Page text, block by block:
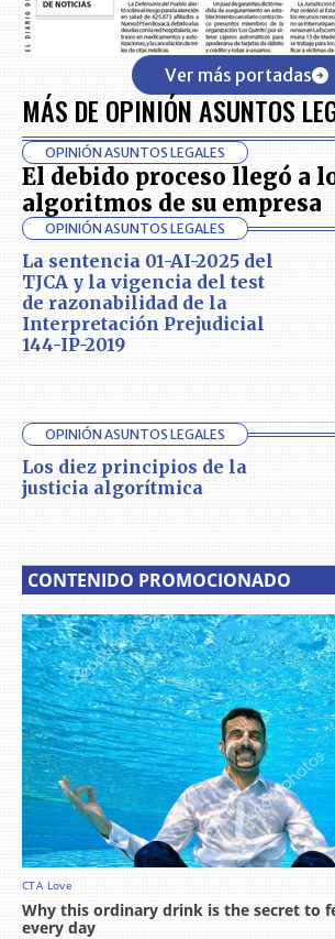
Ver más portadas
MÁS DE OPINIÓN ASUNTOS
OPINIÓN ASUNTOS LEGALES
El debido proceso llegó a
algoritmos de su empresa
OPINIÓN ASUNTOS LEGALES
La sentencia 01-AI-2025 del
TJCA y la vigencia del test
de razonabilidad de la
Interpretación Prejudicial
144-IP-2019
OPINIÓN ASUNTOS LEGALES
Los diez principios de la
justicia algorítmica